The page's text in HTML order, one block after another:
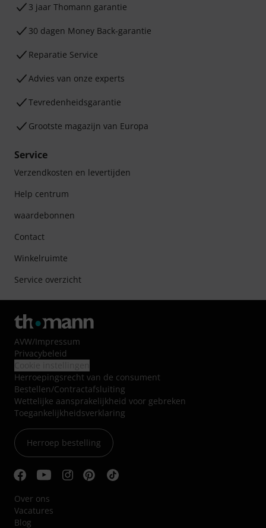
3 jaar Thomann garantie
30 dagen Money Back-garantie
Reparatie Service
Advies van onze experts
Tevredenheidsgarantie
Grootste magazijn van Europa
Service
Verzendkosten en levertijden
Help centrum
waardebonnen
Contact
Winkelruimte
Service overzicht
AVW/Impressum
Privacybeleid
Herroepingsrecht van de consument
Bestellen/Contractafsluiting
Wettelijke aansprakelijkheid voor gebreken
Toegankelijkheidsverklaring
Herroep bestelling
Over ons
Vacatures
Blog